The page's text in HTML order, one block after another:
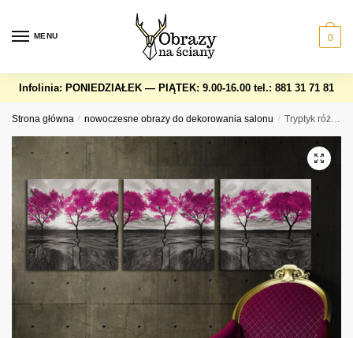
navigation
content
MENU 0
Infolinia: PONIEDZIAŁEK — PIĄTEK: 9.00-16.00 tel.: 881 31 71 81
Strona główna / nowoczesne obrazy do dekorowania salonu / Tryptyk różowe drzewa